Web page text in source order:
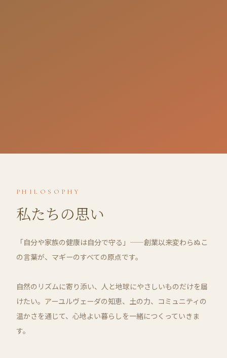
PHILOSOPHY
私たちの思い
「自分や家族の健康は自分で守る」——創業以来変わらぬこ
の言葉が、マギーのすべての原点です。
自然のリズムに寄り添い、人と地球にやさしいものだけを届
けたい。アーユルヴェーダの知恵、土の力、コミュニティの
温かさを通じて、心地よい暮らしを一緒につくっていきま
す。